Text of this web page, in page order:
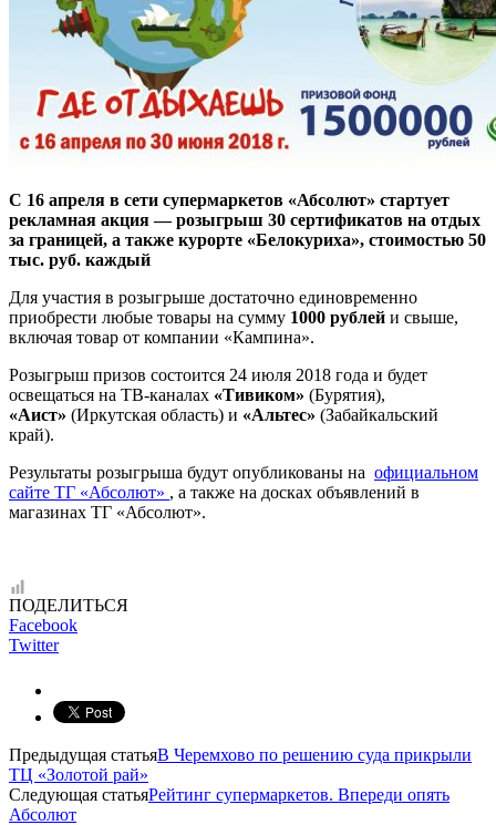
С 16 апреля в сети супермаркетов «Абсолют» стартует
рекламная акция — розыгрыш 30 сертификатов на отдых
за границей, а также курорте «Белокуриха», стоимостью 50
тыс. руб. каждый
Для участия в розыгрыше достаточно единовременно
приобрести любые товары на сумму 1000 рублей и свыше,
включая товар от компании «Кампина».
Розыгрыш призов состоится 24 июля 2018 года и будет
освещаться на ТВ-каналах «Тивиком» (Бурятия),
«Аист» (Иркутская область) и «Альтес» (Забайкальский
край).
Результаты розыгрыша будут опубликованы на официальном
сайте ТГ «Абсолют» , а также на досках объявлений в
магазинах ТГ «Абсолют».
ПОДЕЛИТЬСЯ
Facebook
Twitter
Предыдущая статьяВ Черемхово по решению суда прикрыли
ТЦ «Золотой рай»
Следующая статьяРейтинг супермаркетов. Впереди опять
Абсолют